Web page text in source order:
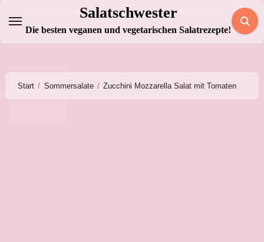
Inhalt
springen
Salatschwester
Die besten veganen und vegetarischen Salatrezepte!
Start Sommersalate Zucchini Mozzarella Salat mit Tomaten